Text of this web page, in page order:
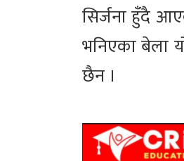
सिर्जना हुँदै
भनिएका बेला
छैन ।